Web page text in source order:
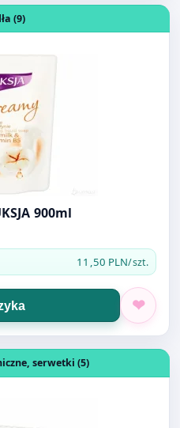
900ml
(9)
MYDŁO LUKSJA 900ml
11,50 PLN/szt.
15X15
serwetki (5)